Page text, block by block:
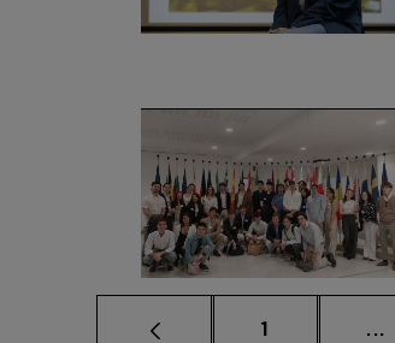
Página
1 ...